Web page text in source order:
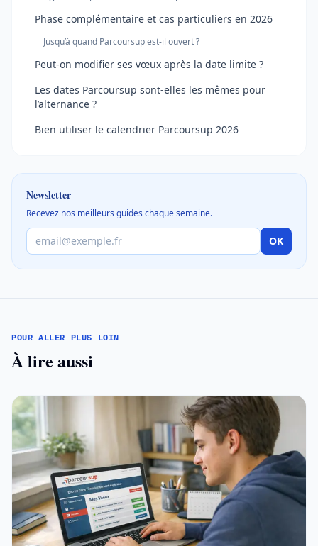
Phase complémentaire et cas particuliers en 2026
Jusqu’à quand Parcoursup est-il ouvert ?
Peut-on modifier ses vœux après la date limite ?
Les dates Parcoursup sont-elles les mêmes pour
l’alternance ?
Bien utiliser le calendrier Parcoursup 2026
Newsletter
Recevez nos meilleurs guides chaque semaine.
OK
POUR ALLER PLUS LOIN
À lire aussi